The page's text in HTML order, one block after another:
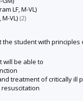
LF, M-VL)
VL) (2)
the student with
will be able to
treatment of critically ill